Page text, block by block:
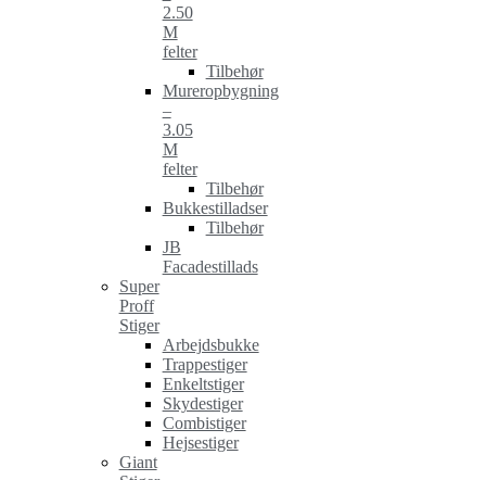
2.50
M
felter
Tilbehør
Mureropbygning
–
3.05
M
felter
Tilbehør
Bukkestilladser
Tilbehør
JB
Facadestillads
Super
Proff
Stiger
Arbejdsbukke
Trappestiger
Enkeltstiger
Skydestiger
Combistiger
Hejsestiger
Giant